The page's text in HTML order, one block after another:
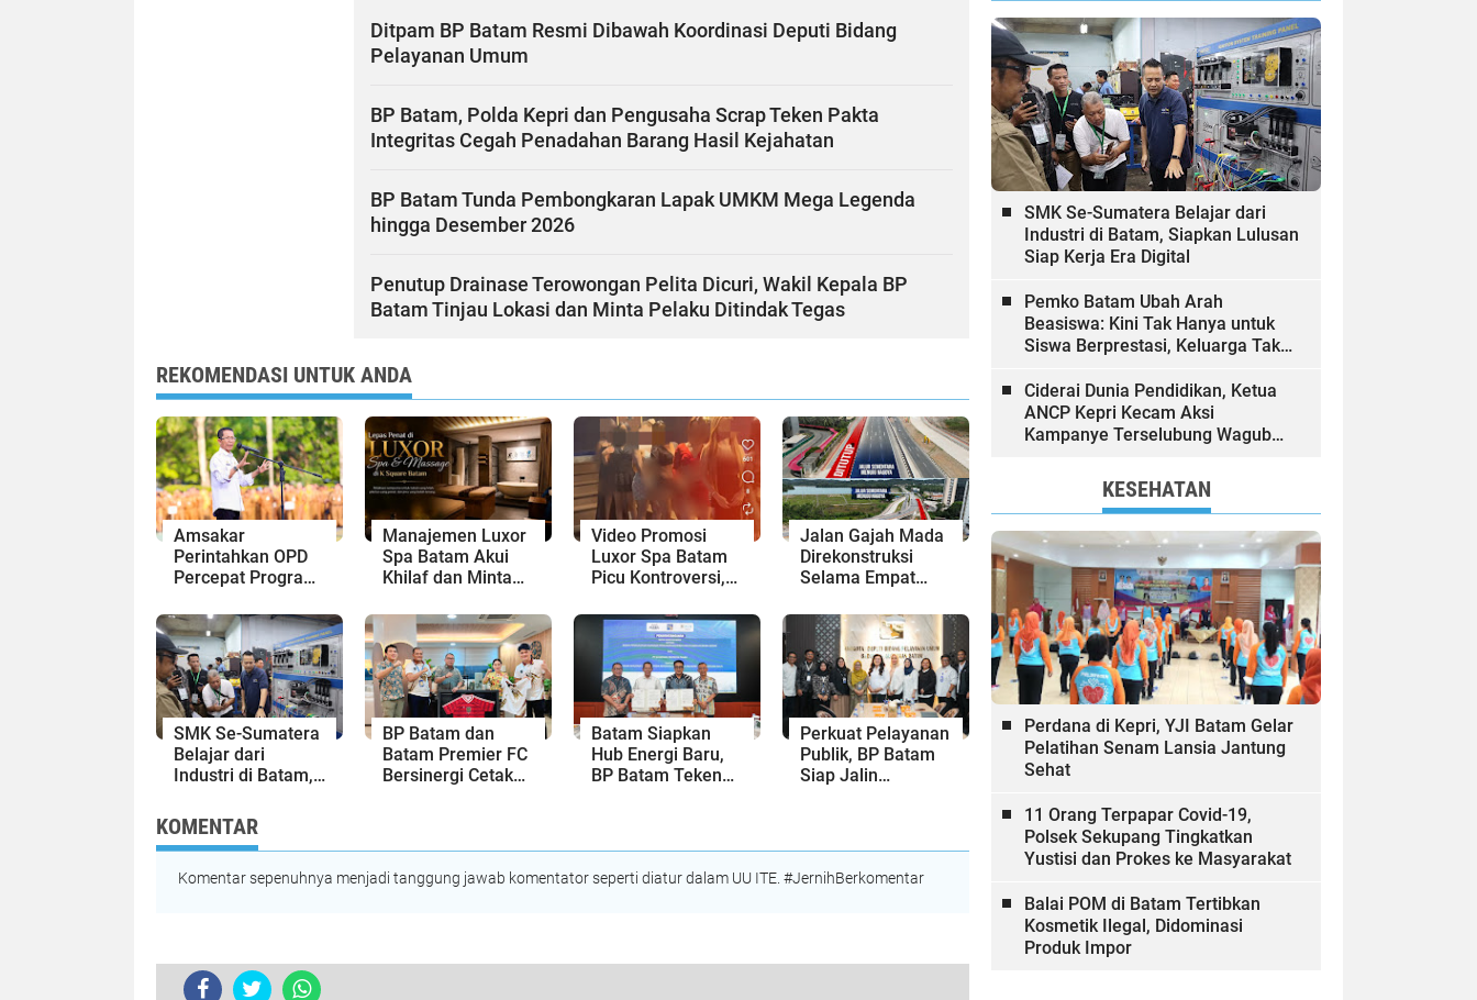
Ditpam BP Batam Resmi Dibawah Koordinasi Deputi Bidang
Pelayanan Umum
BP Batam, Polda Kepri dan Pengusaha Scrap Teken Pakta
Integritas Cegah Penadahan Barang Hasil Kejahatan
BP Batam Tunda Pembongkaran Lapak UMKM Mega Legenda
hingga Desember 2026
Penutup Drainase Terowongan Pelita Dicuri, Wakil Kepala BP
Batam Tinjau Lokasi dan Minta Pelaku Ditindak Tegas
REKOMENDASI UNTUK ANDA
Amsakar
Perintahkan OPD
Percepat Program
Targetkan
Realisasi
Pembangunan
Lampaui 50
Persen
Manajemen Luxor
Spa Batam Akui
Khilaf dan Minta
Langsung Di-
Takedown
Video Promosi
Luxor Spa Batam
Picu Kontroversi,
Sensual
Jalan Gajah Mada
Direkonstruksi
Selama Empat
Rekayasa Lalu
Lintasnya
SMK Se-Sumatera
Belajar dari
Industri di Batam,
Siap Kerja Era
Digital
BP Batam dan
Batam Premier FC
Bersinergi Cetak
Batam Siapkan
Hub Energi Baru,
BP Batam Teken
PLN Batam
Perkuat Pelayanan
Publik, BP Batam
Siap Jalin
KOMENTAR
Komentar sepenuhnya menjadi tanggung jawab komentator seperti diatur dalam UU ITE. #JernihBerkomentar
SMK Se-Sumatera Belajar dari
Industri di Batam, Siapkan Lulusan
Siap Kerja Era Digital
Pemko Batam Ubah Arah
Beasiswa: Kini Tak Hanya untuk
Siswa Berprestasi, Keluarga Tak
Dibiayai
Ciderai Dunia Pendidikan, Ketua
ANCP Kepri Kecam Aksi
Kampanye Terselubung Wagub
KESEHATAN
Perdana di Kepri, YJI Batam Gelar
Pelatihan Senam Lansia Jantung
Sehat
11 Orang Terpapar Covid-19,
Polsek Sekupang Tingkatkan
Yustisi dan Prokes ke Masyarakat
Balai POM di Batam Tertibkan
Kosmetik Ilegal, Didominasi
Produk Impor